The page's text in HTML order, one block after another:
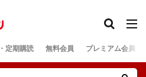
定期購読 無料会員 プレミアム会員
検索